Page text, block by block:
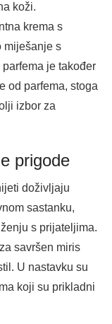
koži.
krema s
miješanje s
je također
od parfema, stoga
izbor za
prigode
doživljaju
sastanku,
s prijateljima.
savršen miris
U nastavku su
koji su prikladni